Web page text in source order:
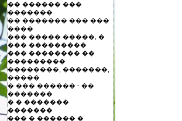
�� ������ ���
�������
�� ������� ��� ���
����
��� ����� �����, �
��� ���������
��� �������� ��
���������
��������, �������,
�����
� ��� ������ - ��
�������
� � �������
�������
��� � ������ �